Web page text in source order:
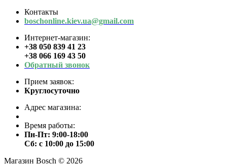
Контакты
boschonline.kiev.ua@gmail.com
Интернет-магазин:
+38 050 839 41 23
+38 066 169 43 50
Обратный звонок
Прием заявок:
Круглосуточно
Адрес магазина:
Время работы:
Пн-Пт: 9:00-18:00
Сб: с 10:00 до 15:00
Магазин Bosch © 2026